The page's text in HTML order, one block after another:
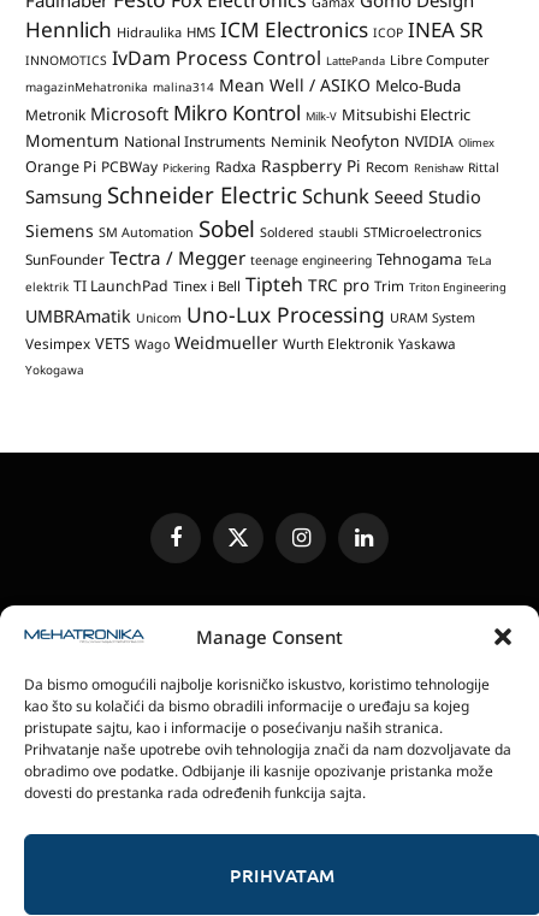
Manage Consent
Da bismo omogućili najbolje korisničko iskustvo, koristimo tehnologije
kao što su kolačići da bismo obradili informacije o uređaju sa kojeg
pristupate sajtu, kao i informacije o posećivanju naših stranica.
Prihvatanje naše upotrebe ovih tehnologija znači da nam dozvoljavate da
obradimo ove podatke. Odbijanje ili kasnije opozivanje pristanka može
dovesti do prestanka rada određenih funkcija sajta.
PRIHVATAM
Hennlich Hidraulika HMS ICM Electronics ICOP INEA SR
INNOMOTICS IvDam Process Control LattePanda Libre Computer
magazinMehatronika malina314 Mean Well / ASIKO Melco-Buda
Metronik Microsoft Mikro Kontrol Milk-V Mitsubishi Electric
Momentum National Instruments Neminik Neofyton NVIDIA Olimex
Orange Pi PCBWay Pickering Radxa Raspberry Pi Recom Renishaw Rittal
Samsung Schneider ElectricSchunk Seeed Studio
Siemens SM Automation Sobel Soldered staubli STMicroelectronics
SunFounder Tectra / Megger teenage engineering Tehnogama TeLa
elektrik TI LaunchPad Tinex i Bell Tipteh TRC pro Trim Triton Engineering
UMBRAmatik Unicom Uno-Lux Processing URAM System
Vesimpex VETS Wago Weidmueller Wurth Elektronik Yaskawa
Yokogawa
FacebookX
(Twitter)
InstagramLinkedIn
SLANJE JEDINICA ZA RECENZIJU
ELEKTRONSKA IZDANJA
POLITIKA PRIVATNOSTI
POLITIKA KOLAČIĆA
magazin Mehatronika - Agencija “Gomo Design”
Stanoja Glavaša 37, 26300 Vršac, Serbia
© 2026 magazin Mehatronika by Gomo Design.